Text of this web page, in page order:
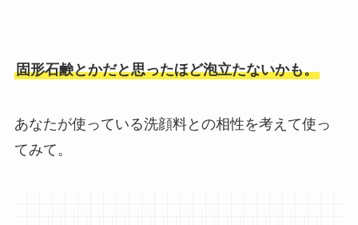
固形石鹸とかだと思ったほど泡立たないかも。
あなたが使っている洗顔料との相性を考えて使っ
てみて。